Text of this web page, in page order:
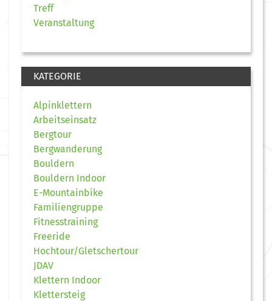
Treff
Veranstaltung
KATEGORIE
Alpinklettern
Arbeitseinsatz
Bergtour
Bergwanderung
Bouldern
Bouldern Indoor
E-Mountainbike
Familiengruppe
Fitnesstraining
Freeride
Hochtour/Gletschertour
JDAV
Klettern Indoor
Klettersteig